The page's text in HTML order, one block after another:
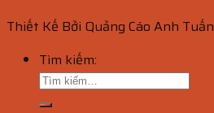
Thiết Kế Bởi Quảng Cáo Anh Tuấn
Tìm kiếm: